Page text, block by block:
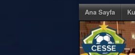
Ana Sayfa